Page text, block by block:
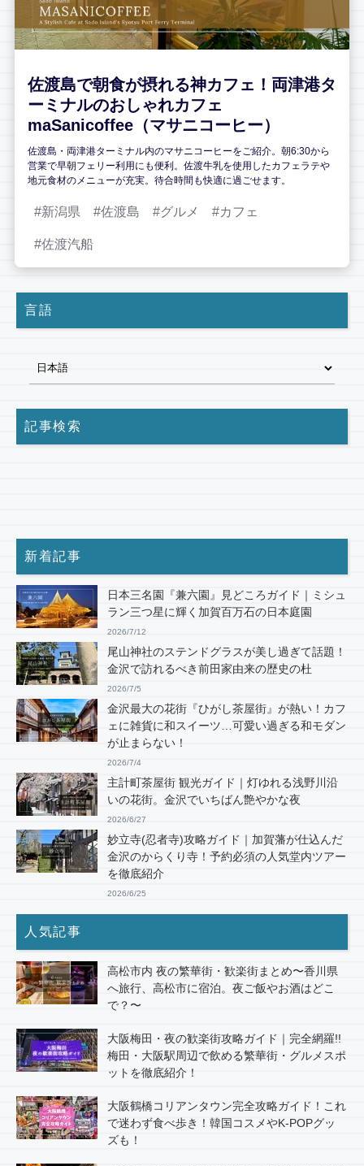
佐渡島で朝食が摂れる神カフェ！両津港タ
ーミナルのおしゃれカフェ
maSanicoffee（マサニコーヒー）
佐渡島・両津港ターミナル内のマサニコーヒーをご紹介。朝6:30から
営業で早朝フェリー利用にも便利。佐渡牛乳を使用したカフェラテや
地元食材のメニューが充実。待合時間も快適に過ごせます。
新潟県 佐渡島 グルメ カフェ
佐渡汽船
言語
記事検索
新着記事
日本三名園『兼六園』見どころガイド｜ミシュ
ラン三つ星に輝く加賀百万石の日本庭園
2026/7/12
尾山神社のステンドグラスが美し過ぎて話題！
金沢で訪れるべき前田家由来の歴史の杜
2026/7/5
金沢最大の花街『ひがし茶屋街』が熱い！カフ
ェに雑貨に和スイーツ…可愛い過ぎる和モダン
が止まらない！
2026/7/4
主計町茶屋街 観光ガイド｜灯ゆれる浅野川沿
いの花街。金沢でいちばん艶やかな夜
2026/6/27
妙立寺(忍者寺)攻略ガイド｜加賀藩が仕込んだ
金沢のからくり寺！予約必須の人気堂内ツアー
を徹底紹介
2026/6/25
人気記事
高松市内 夜の繁華街・歓楽街まとめ〜香川県
へ旅行、高松市に宿泊。夜ご飯やお酒はどこ
で？〜
大阪梅田・夜の歓楽街攻略ガイド｜完全網羅!!
梅田・大阪駅周辺で飲める繁華街・グルメスポ
ットを徹底紹介！
大阪鶴橋コリアンタウン完全攻略ガイド！これ
で迷わず食べ歩き！韓国コスメやK-POPグッ
ズも！